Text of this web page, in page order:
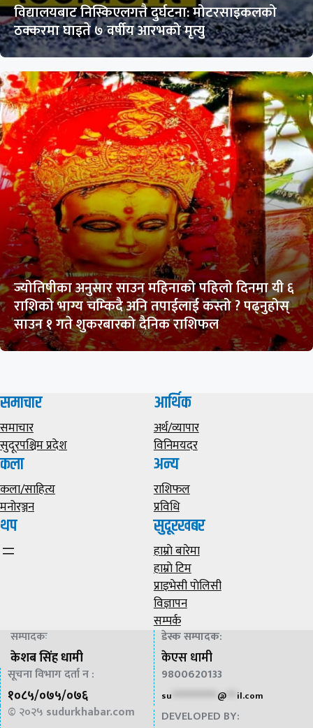
विद्यालयबाट निस्किएलगत्तै दुर्घटना: मोटरसाइकलको
ठक्करमा घाइते ७ वर्षीय आरभको मृत्यु
ज्योतिषीका अनुसार साउन महिनाको पहिलो दिनमा यी ६
राशिको भाग्य चम्किदै अनि तपाईलाई कस्तो ? पढ्नुहोस्
साउन १ गते शुकरबारको दैनिक राशिफल
समाचार
समाचार
सुदूरपश्चिम प्रदेश
आर्थिक
अर्थ/व्यापार
विनिमयदर
कला
कला/साहित्य
मनोरञ्जन
अन्य
राशिफल
प्रविधि
थप सुदूरखबर
हाम्राे बारेमा
हाम्राे टिम
प्राइभेसी पाेलिसी
विज्ञापन
सम्पर्क
सम्पादकः
केशब सिंह धामी
डेस्क सम्पादक:
केएस धामी
सूचना विभाग दर्ता न :
१०८५/०७५/०७६
9800620133
su @*** il.com
© २०२५ sudurkhabar.com
DEVELOPED BY: